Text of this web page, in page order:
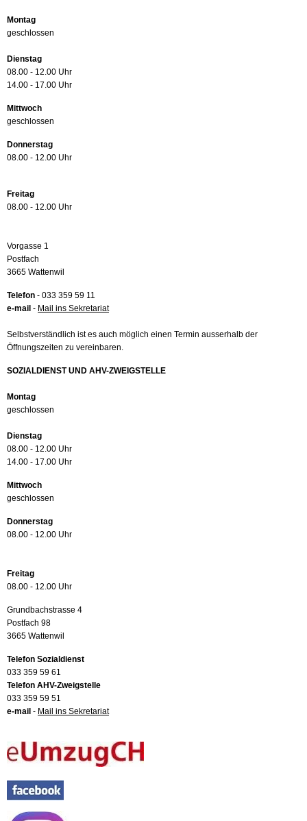
Montag
geschlossen
Dienstag
08.00 - 12.00 Uhr
14.00 - 17.00 Uhr
Mittwoch
geschlossen
Donnerstag
08.00 - 12.00 Uhr
Freitag
08.00 - 12.00 Uhr
Vorgasse 1
Postfach
3665 Wattenwil
Telefon - 033 359 59 11
e-mail - Mail ins Sekretariat
Selbstverständlich ist es auch möglich einen Termin ausserhalb der
Öffnungszeiten zu vereinbaren.
SOZIALDIENST UND AHV-ZWEIGSTELLE
Montag
geschlossen
Dienstag
08.00 - 12.00 Uhr
14.00 - 17.00 Uhr
Mittwoch
geschlossen
Donnerstag
08.00 - 12.00 Uhr
Freitag
08.00 - 12.00 Uhr
Grundbachstrasse 4
Postfach 98
3665 Wattenwil
Telefon Sozialdienst
033 359 59 61
Telefon AHV-Zweigstelle
033 359 59 51
e-mail - Mail ins Sekretariat